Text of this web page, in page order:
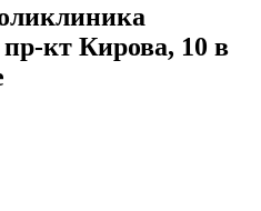
кт Кирова, 10 в